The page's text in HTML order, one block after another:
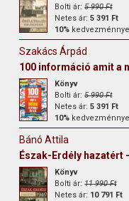
Bolti ár:5 990 Ft
Netes ár:5 391 Ft
10%
Szakács Árpád
100 információ amit a
Könyv
Bolti ár:5 990 Ft
Netes ár:5 391 Ft
10%
Bánó Attila
Észak-Erdély hazatért
Könyv
Bolti ár:11 990 Ft
Netes ár: 10 791 Ft